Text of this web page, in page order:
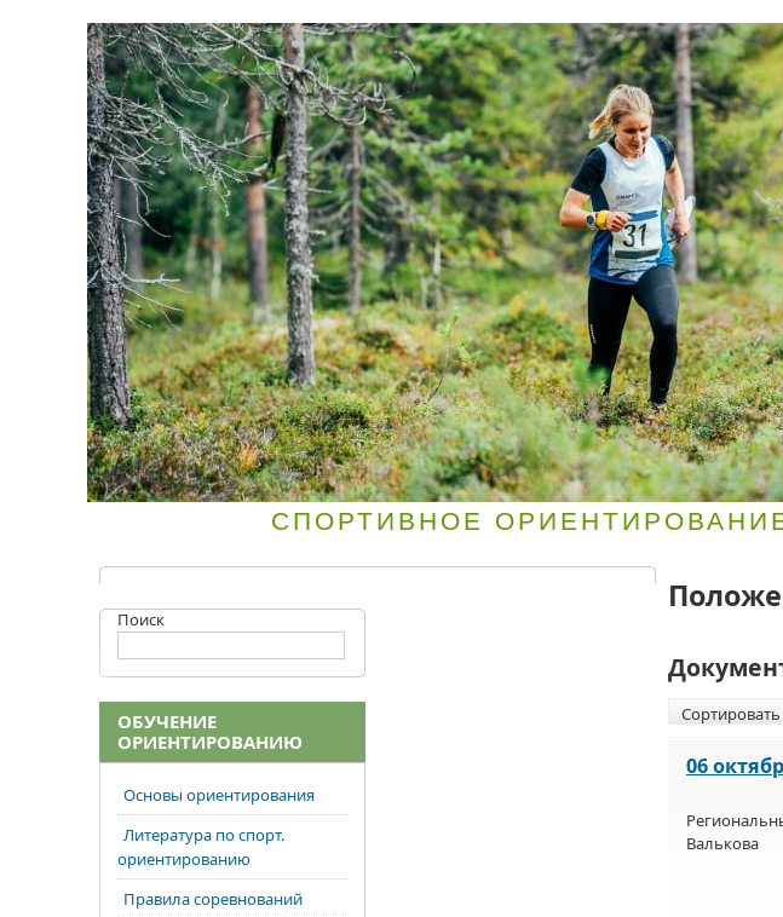
СПОРТИВНОЕ
06
Валькова
Поиск
ОБУЧЕНИЕ
ОРИЕНТИРОВАНИЮ
Основы ориентирования
Литература по спорт.
ориентированию
Правила соревнований